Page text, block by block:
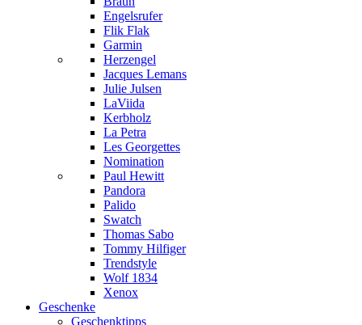
Engelsrufer
Flik Flak
Garmin
Herzengel
Jacques Lemans
Julie Julsen
LaViida
Kerbholz
La Petra
Les Georgettes
Nomination
Paul Hewitt
Pandora
Palido
Swatch
Thomas Sabo
Tommy Hilfiger
Trendstyle
Wolf 1834
Xenox
Geschenke
Geschenktipps